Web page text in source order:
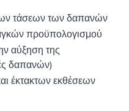
τάσεων των δαπανών
προϋπολογισμού
αύξηση της
δαπανών)
έκτακτων εκθέσεων